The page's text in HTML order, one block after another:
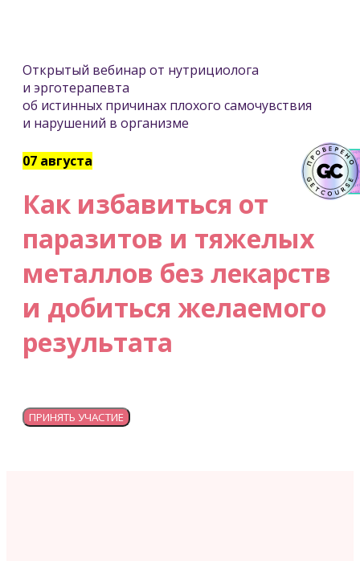
Открытый вебинар от нутрициолога
и эрготерапевта
об истинных причинах плохого самочувствия
и нарушений в организме
07 августа
Как избавиться от
паразитов и тяжелых
металлов без лекарств
и добиться желаемого
результата
ПРИНЯТЬ УЧАСТИЕ